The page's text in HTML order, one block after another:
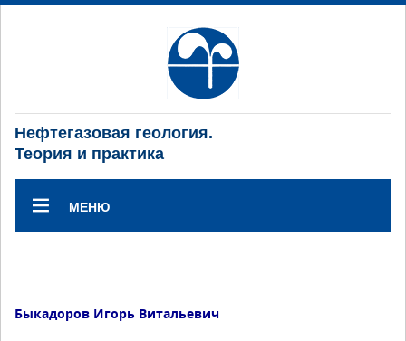
Нефтегазовая геология.
Теория и практика
МЕНЮ
Быкадоров Игорь Витальевич